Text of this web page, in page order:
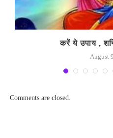
करें ये उपाय ,
August
Comments are closed.